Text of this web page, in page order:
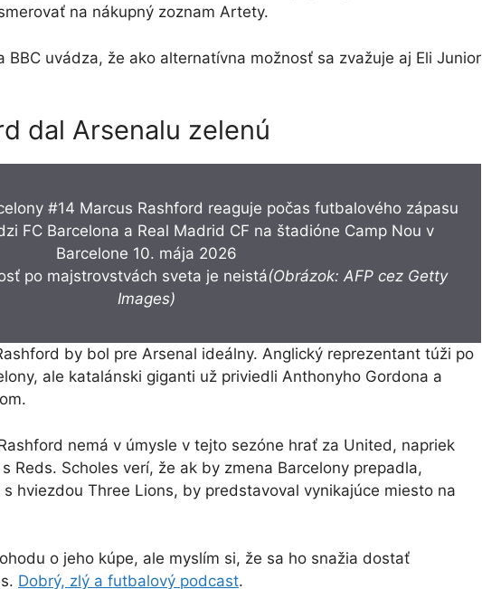
na nákupný zoznam Artety.
BBC uvádza, že ako alternatívna možnosť sa zvažuje aj Eli Junior
dal Arsenalu zelenú
po majstrovstvách sveta je neistá(Obrázok: AFP cez Getty
Images)
by bol pre Arsenal ideálny. Anglický reprezentant túži po
ale katalánski giganti už priviedli Anthonyho Gordona a
nemá v úmysle v tejto sezóne hrať za United, napriek
Reds. Scholes verí, že ak by zmena Barcelony prepadla,
hviezdou Three Lions, by predstavoval vynikajúce miesto na
o jeho kúpe, ale myslím si, že sa ho snažia dostať
Dobrý, zlý a futbalový podcast.